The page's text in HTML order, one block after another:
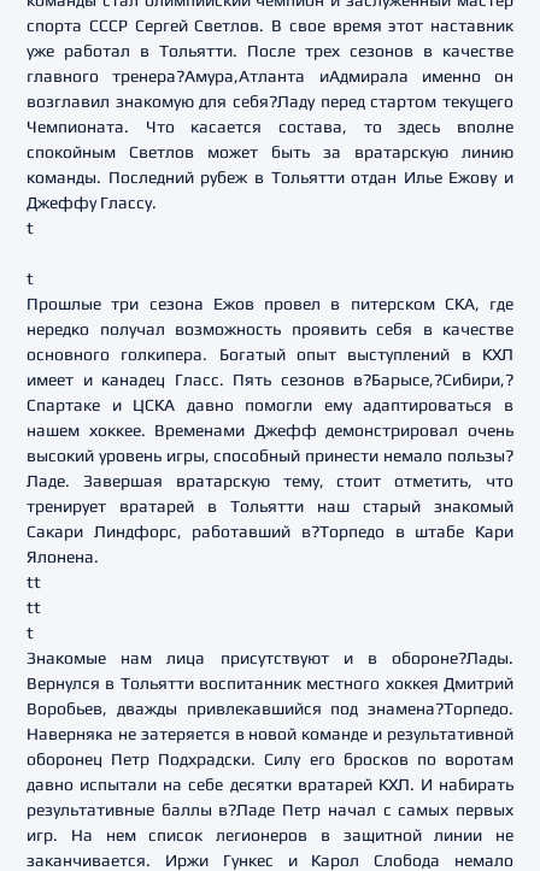
спорта СССР Сергей Светлов. В свое время этот наставник
уже работал в Тольятти. После трех сезонов в качестве
главного тренера?Амура,Атланта иАдмирала именно он
возглавил знакомую для себя?Ладу перед стартом текущего
Чемпионата. Что касается состава, то здесь вполне
спокойным Светлов может быть за вратарскую линию
команды. Последний рубеж в Тольятти отдан Илье Ежову и
Джеффу Глассу.
t
t
Прошлые три сезона Ежов провел в питерском СКА, где
нередко получал возможность проявить себя в качестве
основного голкипера. Богатый опыт выступлений в КХЛ
имеет и канадец Гласс. Пять сезонов в?Барысе,?Сибири,?
Спартаке и ЦСКА давно помогли ему адаптироваться в
нашем хоккее. Временами Джефф демонстрировал очень
высокий уровень игры, способный принести немало пользы?
Ладе. Завершая вратарскую тему, стоит отметить, что
тренирует вратарей в Тольятти наш старый знакомый
Сакари Линдфорс, работавший в?Торпедо в штабе Кари
Ялонена.
tt
tt
t
Знакомые нам лица присутствуют и в обороне?Лады.
Вернулся в Тольятти воспитанник местного хоккея Дмитрий
Воробьев, дважды привлекавшийся под знамена?Торпедо.
Наверняка не затеряется в новой команде и результативной
оборонец Петр Подхрадски. Силу его бросков по воротам
давно испытали на себе десятки вратарей КХЛ. И набирать
результативные баллы в?Ладе Петр начал с самых первых
игр. На нем список легионеров в защитной линии не
заканчивается. Иржи Гункес и Карол Слобода немало